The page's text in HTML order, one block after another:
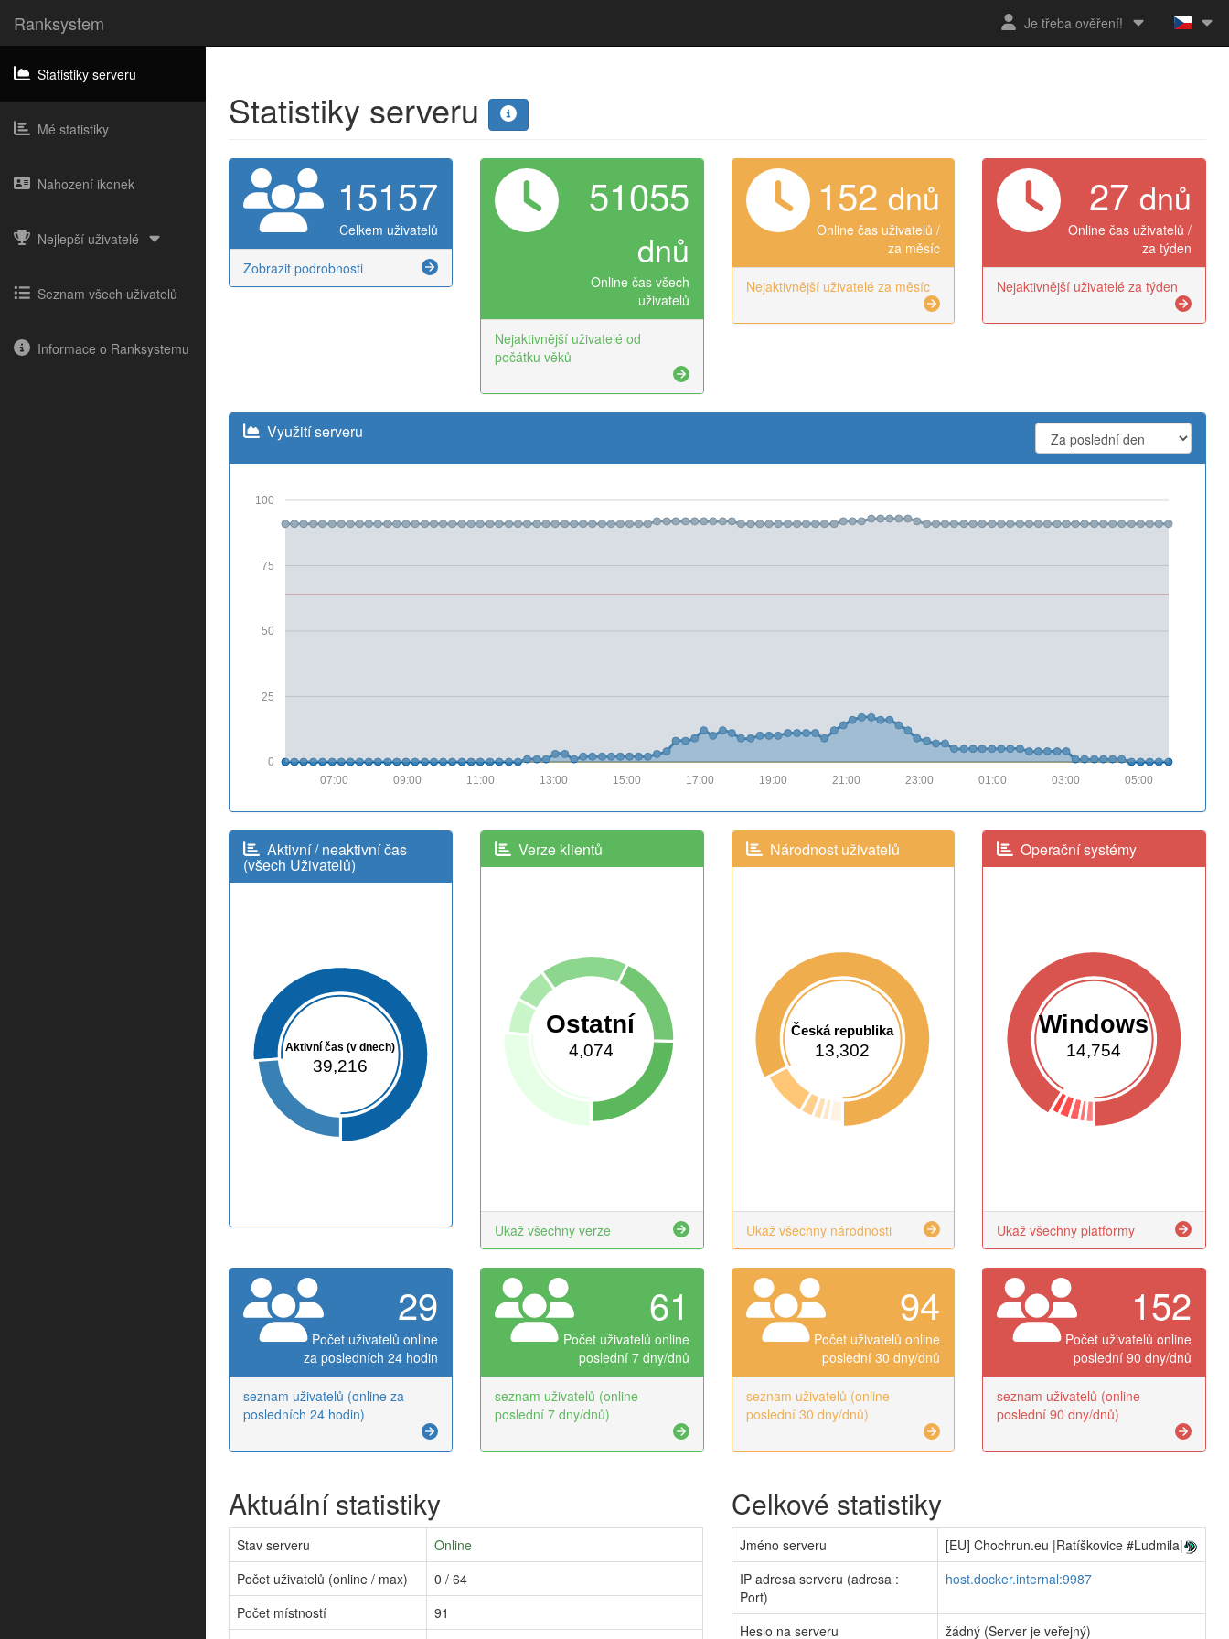
Ranksystem Je třeba ověření!
Statistiky serveru
Mé statistiky
Nahození ikonek
Nejlepší uživatelé
Seznam všech uživatelů
Informace o Ranksystemu
Statistiky serveru
15157
Celkem uživatelů
Zobrazit podrobnosti
51055
dnů
Online čas všech
uživatelů
Nejaktivnější uživatelé od
počátku věků
152 dnů
Online čas uživatelů /
za měsíc
Nejaktivnější uživatelé za měsíc
27 dnů
Online čas uživatelů /
za týden
Nejaktivnější uživatelé za týden
Využití serveru
0
25
50
75
100
05:00
03:00
01:00
23:00
21:00
19:00
17:00
15:00
13:00
11:00
09:00
07:00
Aktivní / neaktivní čas
(všech Uživatelů)
Aktivní čas (v dnech)
39,216
Verze klientů
Ostatní
4,074
Ukaž všechny verze
Národnost uživatelů
Česká republika
13,302
Ukaž všechny národnosti
Operační systémy
Windows
14,754
Ukaž všechny platformy
29
Počet uživatelů online
za posledních 24 hodin
seznam uživatelů (online za
posledních 24 hodin)
61
Počet uživatelů online
poslední 7 dny/dnů
seznam uživatelů (online
poslední 7 dny/dnů)
94
Počet uživatelů online
poslední 30 dny/dnů
seznam uživatelů (online
poslední 30 dny/dnů)
152
Počet uživatelů online
poslední 90 dny/dnů
seznam uživatelů (online
poslední 90 dny/dnů)
Aktuální statistiky
Stav serveru
Online
Počet uživatelů (online / max)
0 / 64
Počet místností
91
Celkové statistiky
Jméno serveru
[EU] Chochrun.eu |Ratíškovice #Ludmila|
IP adresa serveru (adresa :
Port)
host.docker.internal:9987
Heslo na serveru žádný (Server je veřejný)